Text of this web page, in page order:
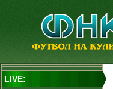
LIVE: